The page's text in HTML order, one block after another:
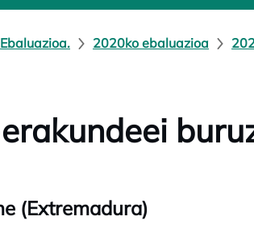
Ebaluazioa. 2020ko ebaluazioa
(Extremadura)